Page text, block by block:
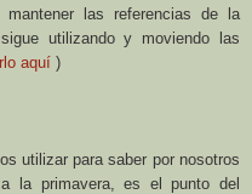
mantener las referencias de la
utilizando y moviendo las
aquí )
utilizar para saber por nosotros
la primavera, es el punto del